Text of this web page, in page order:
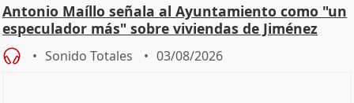
Antonio Maíllo señala al Ayuntamiento como "un
especulador más" sobre viviendas de Jiménez
Becerril
Sonido Totales 03/08/2026